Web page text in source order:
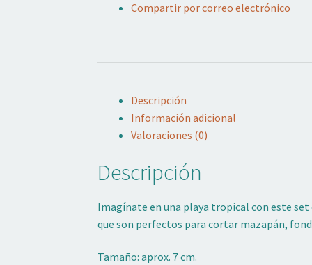
Compartir por correo electrónico
Descripción
Información adicional
Valoraciones (0)
Descripción
Imagínate en una playa tropical con este
que son perfectos para cortar mazapán,
Tamaño: aprox. 7 cm.